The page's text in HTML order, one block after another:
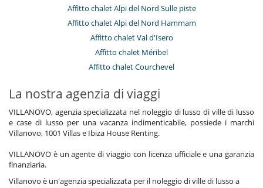
Affitto chalet Alpi del Nord Sulle piste
Affitto chalet Alpi del Nord Hammam
Affitto chalet Val d'Isero
Affitto chalet Méribel
Affitto chalet Courchevel
La nostra agenzia di viaggi
VILLANOVO, agenzia specializzata nel noleggio di lusso di ville di lusso
e case di lusso per una vacanza indimenticabile, possiede i marchi
Villanovo, 1001 Villas e Ibiza House Renting.
VILLANOVO è un agente di viaggio con licenza ufficiale e una garanzia
finanziaria.
Villanovo è un'agenzia specializzata per il noleggio di ville di lusso a